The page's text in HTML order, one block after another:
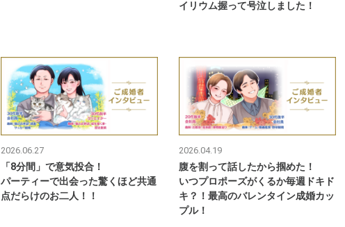
イリウム握って号泣しました！
2026.06.27
「8分間」で意気投合！
パーティーで出会った驚くほど共通
点だらけのお二人！！
2026.04.19
腹を割って話したから掴めた！
いつプロポーズがくるか毎週ドキド
キ？！最高のバレンタイン成婚カッ
プル！